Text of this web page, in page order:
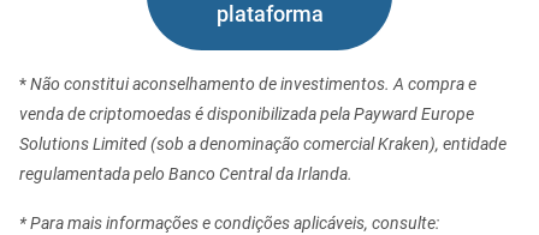
plataforma
*Não constitui aconselhamento de investimentos. A compra e
venda de criptomoedas é disponibilizada pela Payward Europe
Solutions Limited (sob a denominação comercial Kraken), entidade
regulamentada pelo Banco Central da Irlanda.
* Para mais informações e condições aplicáveis, consulte: